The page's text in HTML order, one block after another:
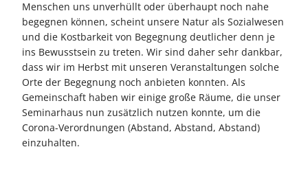
Menschen uns unverhüllt oder überhaupt noch nahe
begegnen können, scheint unsere Natur als Sozialwesen
und die Kostbarkeit von Begegnung deutlicher denn je
ins Bewusstsein zu treten. Wir sind daher sehr dankbar,
dass wir im Herbst mit unseren Veranstaltungen solche
Orte der Begegnung noch anbieten konnten. Als
Gemeinschaft haben wir einige große Räume, die unser
Seminarhaus nun zusätzlich nutzen konnte, um die
Corona-Verordnungen (Abstand, Abstand, Abstand)
einzuhalten.